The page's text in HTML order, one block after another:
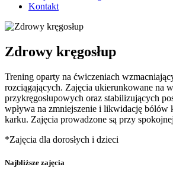
Kontakt
Zdrowy kręgosłup
Trening oparty na ćwiczeniach
rozciągających. Zajęcia ukierunkowane na
przykręgosłupowych oraz stabilizujących
wpływa na zmniejszenie i likwidację bólów
karku. Zajęcia prowadzone są przy
*Zajęcia dla dorosłych i dzieci
Najbliższe zajęcia